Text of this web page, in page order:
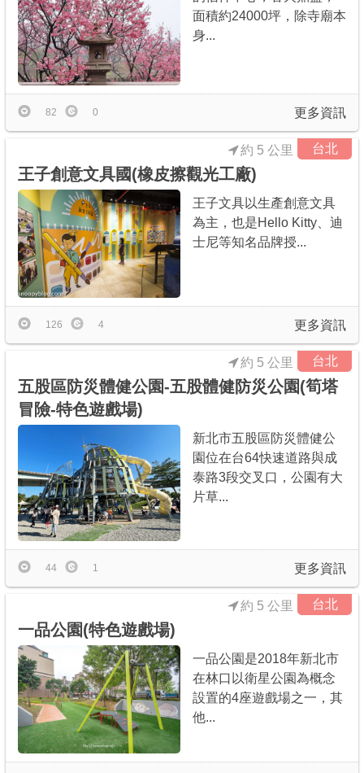
面積約24000坪，除寺廟本
身...
更多資訊
82 0
台北
王子創意文具國(橡皮擦觀光工廠)
約 5 公里
王子文具以生產創意文具
為主，也是Hello Kitty、迪
士尼等知名品牌授...
更多資訊
126 4
台北
五股區防災體健公園-五股體健防災公園(筍塔
冒險-特色遊戲場)
約 5 公里
新北市五股區防災體健公
園位在台64快速道路與成
泰路3段交叉口，公園有大
片草...
更多資訊
44 1
台北
一品公園(特色遊戲場)
約 5 公里
一品公園是2018年新北市
在林口以衛星公園為概念
設置的4座遊戲場之一，其
他...